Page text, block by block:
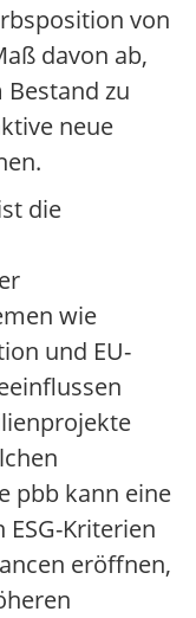
von
davon ab,
zu
neue
die
wie
und EU-
pbb kann eine
Kriterien
eröffnen,